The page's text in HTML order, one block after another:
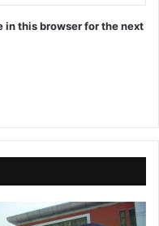
in this browser for the next